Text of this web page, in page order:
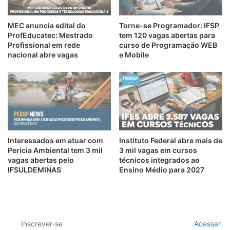
MEC anuncia edital do
ProfEducatec: Mestrado
Profissional em rede
nacional abre vagas
Torne-se Programador: IFSP
tem 120 vagas abertas para
curso de Programação WEB
e Mobile
Interessados em atuar com
Perícia Ambiental tem 3 mil
vagas abertas pelo
IFSULDEMINAS
Instituto Federal abre mais de
3 mil vagas em cursos
técnicos integrados ao
Ensino Médio para 2027
Inscrever-se Acessar